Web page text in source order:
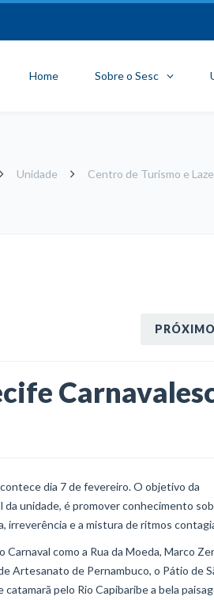
Home Sobre o Sesc
Unidade Centro de Turismo e
PRÓXIMO
dia 7 de fevereiro. O objetivo da
unidade, é promover conhecimento
irreverência e a mistura de ritmos
como a Rua da Moeda, Marco
Artesanato de Pernambuco, o Pátio de
pelo Rio Capibaribe a bela